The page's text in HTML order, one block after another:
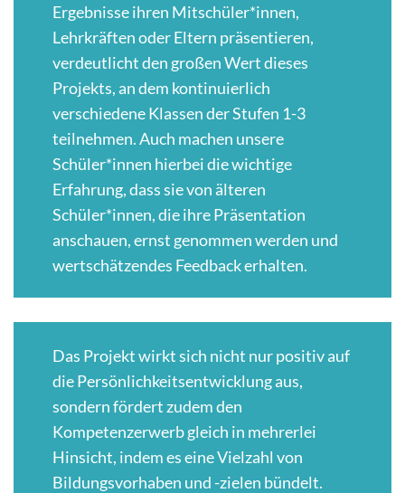
Ergebnisse ihren Mitschüler*innen,
Lehrkräften oder Eltern präsentieren,
verdeutlicht den großen Wert dieses
Projekts, an dem kontinuierlich
verschiedene Klassen der Stufen 1-3
teilnehmen. Auch machen unsere
Schüler*innen hierbei die wichtige
Erfahrung, dass sie von älteren
Schüler*innen, die ihre Präsentation
anschauen, ernst genommen werden und
wertschätzendes Feedback erhalten.
Das Projekt wirkt sich nicht nur positiv auf
die Persönlichkeitsentwicklung aus,
sondern fördert zudem den
Kompetenzerwerb gleich in mehrerlei
Hinsicht, indem es eine Vielzahl von
Bildungsvorhaben und -zielen bündelt.